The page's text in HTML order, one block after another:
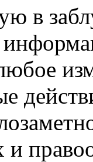
в
и